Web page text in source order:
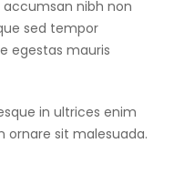
nibh non
sed tempor
egestas mauris
in ultrices enim
sit malesuada.